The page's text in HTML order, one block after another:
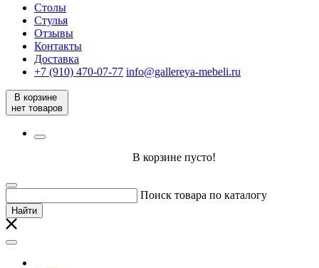
Столы
Стулья
Отзывы
Контакты
Доставка
+7 (910) 470-07-77 info@gallereya-mebeli.ru
В корзине
нет товаров
В корзине пусто!
Поиск товара по каталогу
Найти